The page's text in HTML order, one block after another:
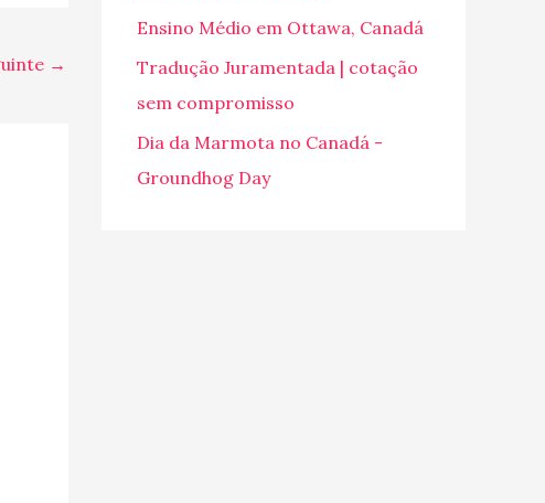
→
p
o
Ensino Médio em Ottawa, Canadá
Tradução Juramentada | cotação
sem compromisso
Dia da Marmota no Canadá -
Groundhog Day